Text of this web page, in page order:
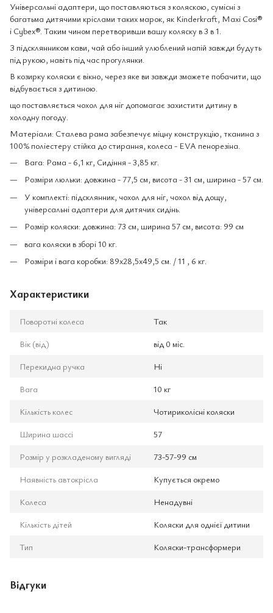
Універсальні адаптери, що поставляються з коляскою, сумісні з
багатьма дитячими кріслами таких марок, як Kinderkraft, Maxi Cosi®
і Cybex®. Таким чином перетворивши вашу коляску в 3 в 1.
З підсклянником кави, чай або інший улюблений напій завжди будуть
під рукою, навіть під час прогулянки.
В козирку коляски є вікно, через яке ви завжди зможете побачити, що
відбувається з дитиною.
що поставляється чохол для ніг допомагає захистити дитину в
холодну погоду.
Матеріали: Сталева рама забезпечує міцну конструкцію, тканина з
100% поліестеру стійка до стирання, колеса - EVA пенорезіна.
Вага: Рама - 6,1 кг, Сидіння - 3,85 кг.
Розміри люльки: довжина - 77,5 см, висота - 31 см, ширина - 57 см.
У комплекті: підсклянник, чохол для ніг, чохол від дощу,
універсальні адаптери для дитячих сидінь.
Розмір коляски: довжина: 73 см, ширина 57 см, висота: 99 см
вага коляски в зборі 10 кг.
Розміри і вага коробки: 89x28,5x49,5 см. / 11 , 6 кг.
Характеристики
Поворотні колеса
Так
Вік (від)
від 0 міс.
Перекидна ручка
Ні
Вага
10 кг
Кількість колес
Чотириколісні коляски
Ширина шассі
57
Розмір у розкладеному вигляді
73-57-99 см
Наявність автокрісла
Купується окремо
Колеса
Ненадувні
Кількість дітей
Коляски для однієї дитини
Тип
Коляски-трансформери
Відгуки